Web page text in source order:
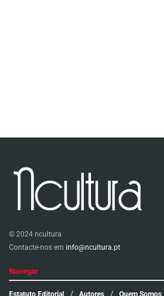
© 2024 ncultura
Contacte-nos em info@ncultura.pt
Navegar
Estatuto Editorial Autores Quem Somos